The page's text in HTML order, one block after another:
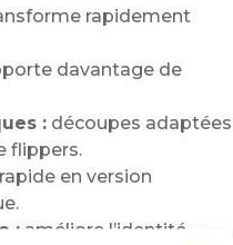
rapidement
davantage de
: découpes adaptées
flippers.
en version
: améliore l’identité